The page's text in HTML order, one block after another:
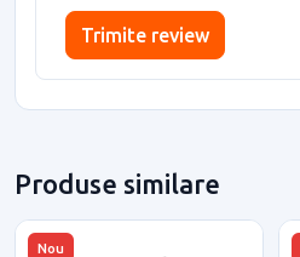
Trimite review
Produse similare
Nou